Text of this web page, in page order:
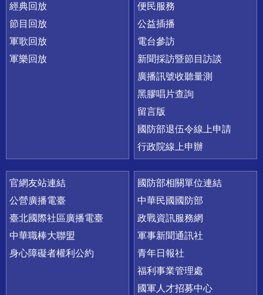
經典回放
節目回放
軍歌回放
軍樂回放
便民服務
公益插播
電台參訪
新聞採訪暨節目訪談
廣播訊號收聽量測
黑膠唱片查詢
留言版
國防部退伍令線上申請
行政院線上申辦
官網友站連結
公營廣播電臺
臺北國際社區廣播電臺
中華職棒大聯盟
身心障礙者權利公約
國防部相關單位連結
中華民國國防部
政戰資訊服務網
軍事新聞通訊社
青年日報社
福利事業管理處
國軍人才招募中心